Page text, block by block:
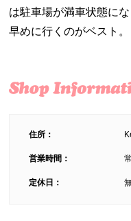
は駐車場が満車状態に
早めに行くのがベスト。
住所：
営業時間：
定休日：